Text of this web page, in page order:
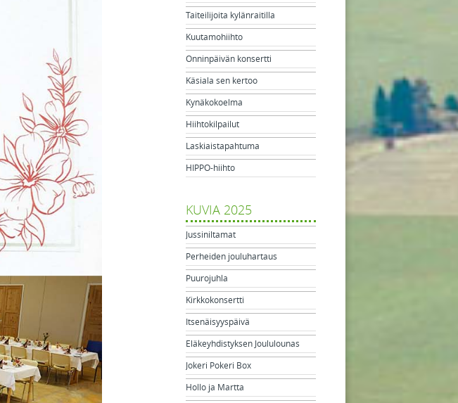
Taiteilijoita kylänraitilla
Kuutamohiihto
Onninpäivän konsertti
Käsiala sen kertoo
Kynäkokoelma
Hiihtokilpailut
Laskiaistapahtuma
HIPPO-hiihto
KUVIA 2025
Jussiniltamat
Perheiden jouluhartaus
Puurojuhla
Kirkkokonsertti
Itsenäisyyspäivä
Eläkeyhdistyksen Joululounas
Jokeri Pokeri Box
Hollo ja Martta